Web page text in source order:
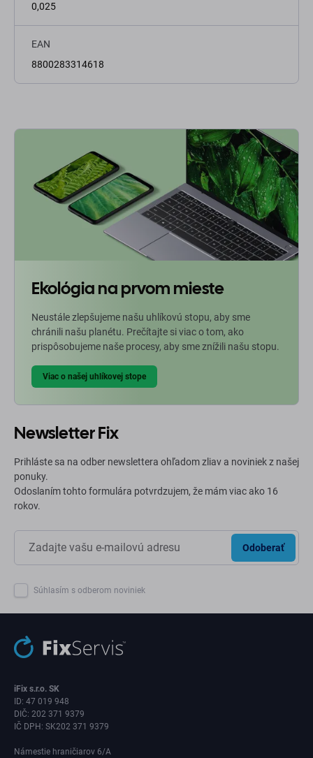
0,025
EAN
8800283314618
Ekológia na prvom mieste
Neustále zlepšujeme našu uhlíkovú stopu, aby sme
chránili našu planétu. Prečítajte si viac o tom, ako
prispôsobujeme naše procesy, aby sme znížili našu stopu.
Viac o našej uhlíkovej stope
Newsletter Fix
Prihláste sa na odber newslettera ohľadom zliav a noviniek z našej
ponuky.
Odoslaním tohto formulára potvrdzujem, že mám viac ako 16
rokov.
Odoberať
Súhlasím s odberom noviniek
iFix s.r.o. SK
ID: 47 019 948
DIČ: 202 371 9379
IČ DPH: SK202 371 9379
Námestie hraničiarov 6/A